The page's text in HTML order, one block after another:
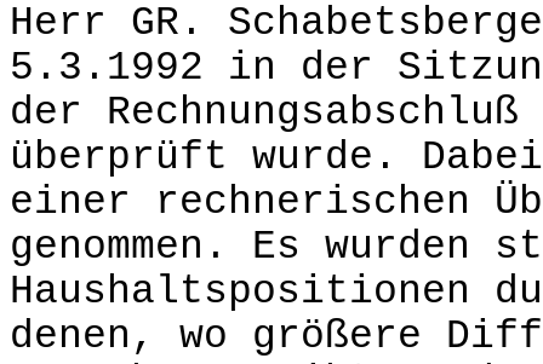
Herr GR.
5.3.1992 in der
der
überprüft wurde.
einer rechnerischen
genommen. Es
Haushaltspositionen
denen, wo größere